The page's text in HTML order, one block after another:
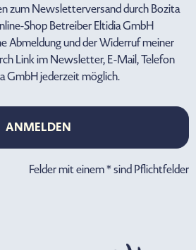
zum Newsletterversand durch Bozita
Shop Betreiber Eltidia GmbH
Abmeldung und der Widerruf meiner
Link im Newsletter, E-Mail, Telefon
GmbH jederzeit möglich.
ANMELDEN
ANMELDEN
Felder mit einem * sind Pflichtfelder